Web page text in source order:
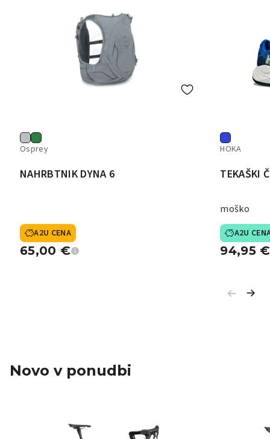
Osprey
NAHRBTNIK DYNA 6
A2U CENA
65,00 €
HOKA
TEKAŠKI
moško
A2U
94,95 €
Novo v ponudbi